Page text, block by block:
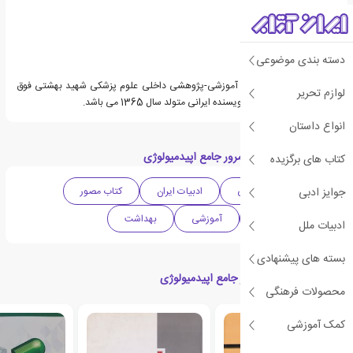
دسته بندی موضوعی
لوازم تحریر
انواع داستان
کتاب های برگزیده
جوایز ادبی
ادبیات ملل
بسته های پیشنهادی
محصولات فرهنگی
کمک آموزشی
عرفان ایوبی عضو سازمان آموزشی-پژوهشی داخلی علوم پزشکی شهید بهشتی فوق
لیسانس اپیدمیولوژی و نویسنده ایرانی متولد سال 1365 می باشد.
دسته بندی های کتاب مرور جامع اپیدمیولوژی
علمی پزشکی ادبیات ایران
کتاب مصور
گردآوری و تلفیق
آموزشی بهداشت
کتاب های مرتبط با مرور جامع اپیدمیولوژی